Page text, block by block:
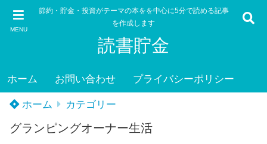
MENU
節約・貯金・投資がテーマの本をを中心に5分で読める記事
を作成します
読書貯金
ホーム お問い合わせ プライバシーポリシー
ホーム カテゴリー
グランピングオーナー生活